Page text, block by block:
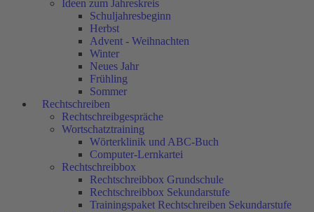
Ideen zum Jahreskreis
Schuljahresbeginn
Herbst
Advent - Weihnachten
Winter
Neues Jahr
Frühling
Sommer
Rechtschreiben
Rechtschreibgespräche
Wortschatztraining
Wörterklinik und ABC-Buch
Computer-Lernkartei
Rechtschreibbox
Rechtschreibbox Grundschule
Rechtschreibbox Sekundarstufe
Trainingspaket Rechtschreiben Sekundarstufe